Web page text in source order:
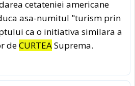
cetateniei americane
asa-numitul "turism prin
ca o initiativa similara a
deCURTEASuprema.